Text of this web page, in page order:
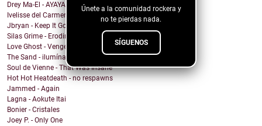
Únete a la comunidad rockera y
no te pierdas nada.
SÍGUENOS
Drey Ma-El - AYAYAI
Ivelisse del Carmen - Mi Sangre Baila
Jbryan - Keep It Going
Silas Grime - Eroding Grace
Love Ghost - Vengeance
The Sand - ilumíname
Soul de Vienne - That Was Insane
Hot Hot Heatdeath - no respawns
Jammed - Again
Lagna - Aokute Itai
Bonier - Cristales
Joey P. - Only One